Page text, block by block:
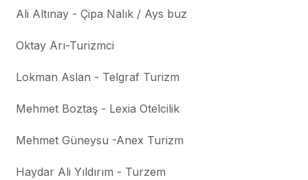
Ali Altınay - Çipa Nalık / Ays buz
Oktay Arı-Turizmci
Lokman Aslan - Telgraf Turizm
Mehmet Boztaş - Lexia Otelcilik
Mehmet Güneysu -Anex Turizm
Haydar Ali Yıldırım - Turzem